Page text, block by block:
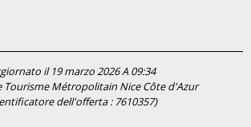
il 19 marzo 2026 A 09:34
Tourisme Métropolitain Nice Côte d'Azur
dell'offerta : 7610357)